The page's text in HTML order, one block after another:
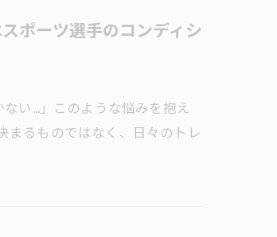
ポーツ選手のコンディシ
い…」このような悩みを抱え
まるものではなく、日々のトレ